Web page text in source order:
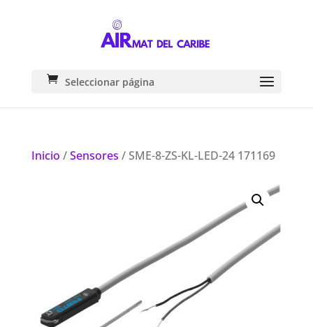
Seleccionar página
Inicio /Sensores / SME-8-ZS-KL-LED-24 171169